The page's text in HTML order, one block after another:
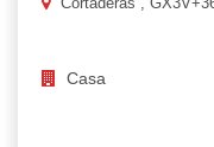
Casa